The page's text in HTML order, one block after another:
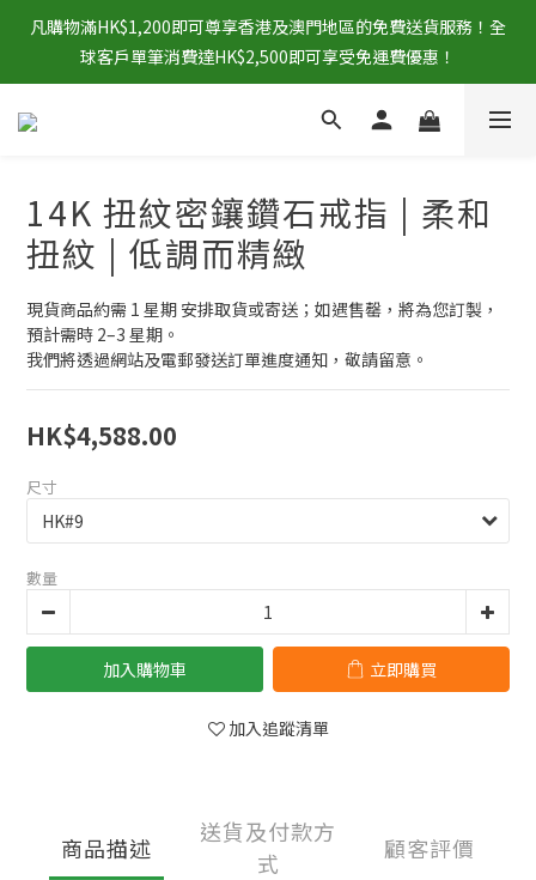
凡購物滿HK$1,200即可尊享香港及澳門地區的免費送貨服務！全
球客戶單筆消費達HK$2,500即可享受免運費優惠！
14K 扭紋密鑲鑽石戒指 | 柔和
扭紋 | 低調而精緻
現貨商品約需 1 星期 安排取貨或寄送；如遇售罄，將為您訂製，
預計需時 2–3 星期。
我們將透過網站及電郵發送訂單進度通知，敬請留意。
HK$4,588.00
尺寸
數量
加入購物車 立即購買
加入追蹤清單
商品描述
送貨及付款方
式
顧客評價